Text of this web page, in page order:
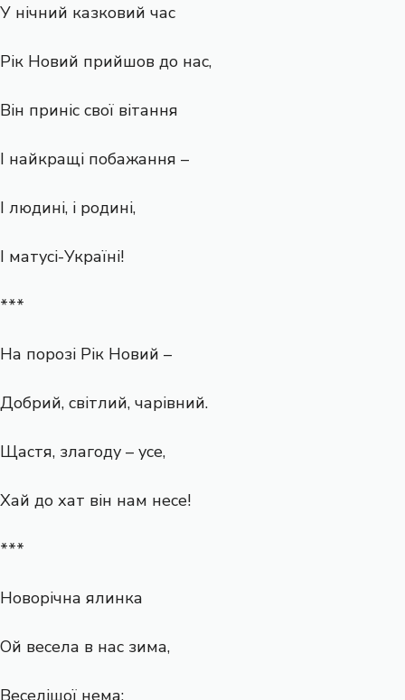
У нічний казковий час
Рік Новий прийшов до нас,
Він приніс свої вітання
І найкращі побажання –
І людині, і родині,
І матусі-Україні!
***
На порозі Рік Новий –
Добрий, світлий, чарівний.
Щастя, злагоду – усе,
Хай до хат він нам несе!
***
Новорічна ялинка
Ой весела в нас зима,
Веселішої нема: